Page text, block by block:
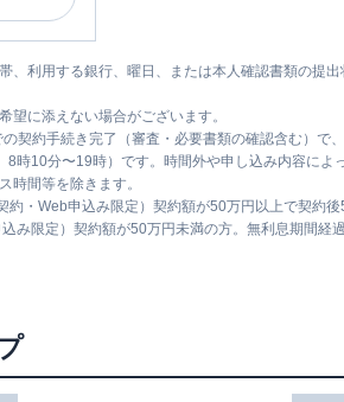
、利用する銀行、曜日、または本人確認書類の提
望に添えない場合がございます。
契約手続き完了（審査・必要書類の確認含む）で
時10分〜19時）です。時間外や申し込み内容によ
時間等を除きます。
・Web申込み限定）契約額が50万円以上で契約
み限定）契約額が50万円未満の方。無利息期間経